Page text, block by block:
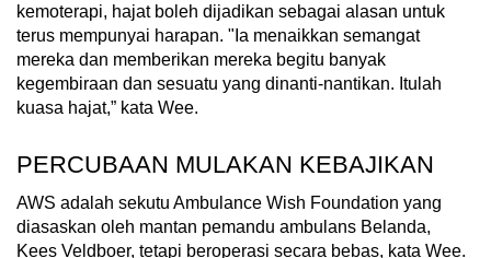
kemoterapi, hajat boleh dijadikan sebagai alasan untuk
terus mempunyai harapan. "Ia menaikkan semangat
mereka dan memberikan mereka begitu banyak
kegembiraan dan sesuatu yang dinanti-nantikan. Itulah
kuasa hajat,” kata Wee.
PERCUBAAN MULAKAN KEBAJIKAN
AWS adalah sekutu Ambulance Wish Foundation yang
diasaskan oleh mantan pemandu ambulans Belanda,
Kees Veldboer, tetapi beroperasi secara bebas, kata Wee.